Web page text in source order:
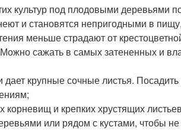
культур под плодовыми деревьями
и становятся непригодными в
меньше страдают от
Можно сажать в самых затененных и
крупные сочные листья.
и крепких хрустящих
или рядом с кустами, чтобы